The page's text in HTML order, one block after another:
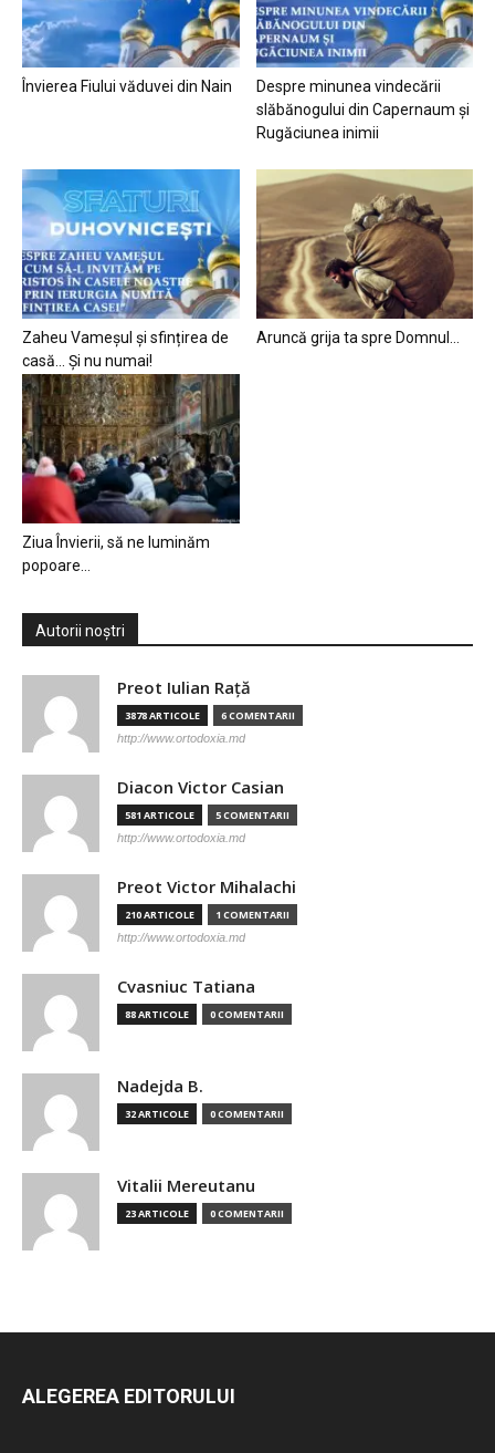
Învierea Fiului văduvei din Nain
Despre minunea vindecării
slăbănogului din Capernaum și
Rugăciunea inimii
Zaheu Vameșul și sfințirea de
casă… Și nu numai!
Aruncă grija ta spre Domnul…
Ziua Învierii, să ne luminăm
popoare…
Autorii noștri
Preot Iulian Raţă
3878 ARTICOLE 6 COMENTARII
http://www.ortodoxia.md
Diacon Victor Casian
581 ARTICOLE 5 COMENTARII
http://www.ortodoxia.md
Preot Victor Mihalachi
210 ARTICOLE 1 COMENTARII
http://www.ortodoxia.md
Cvasniuc Tatiana
88 ARTICOLE 0 COMENTARII
Nadejda B.
32 ARTICOLE 0 COMENTARII
Vitalii Mereutanu
23 ARTICOLE 0 COMENTARII
ALEGEREA EDITORULUI